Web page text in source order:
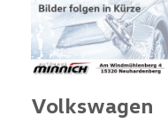
Volkswagen